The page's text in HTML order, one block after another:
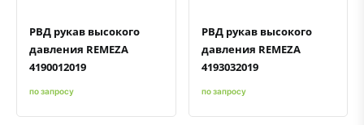
РВД рукав высокого
давления REMEZA
4190012019
по запросу
РВД рукав высокого
давления REMEZA
4193032019
по запросу